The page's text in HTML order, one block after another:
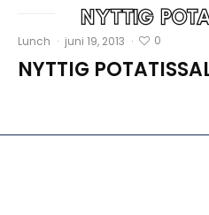
nyttig
Lunch · juni 19, 2013 · 0
NYTTIG